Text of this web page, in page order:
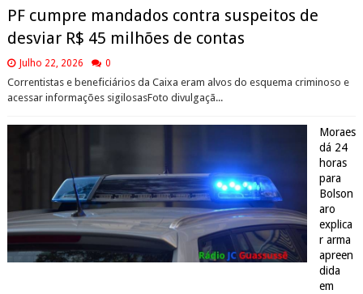
PF cumpre mandados contra suspeitos de
desviar R$ 45 milhões de contas
Julho 22, 2026 0
Correntistas e beneficiários da Caixa eram alvos do esquema criminoso e
acessar informações sigilosasFoto divulgaçã...
Moraes
dá 24
horas
para
Bolson
aro
explica
r arma
apreen
dida
em